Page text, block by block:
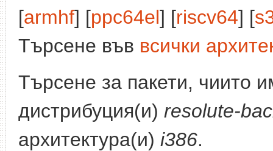
[armhf] [ppc64el] [riscv64] [
Търсене във всички
Търсене за пакети, чиито
дистрибуция(и) resolute-
архитектура(и) i386.